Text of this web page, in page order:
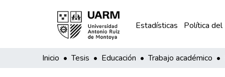
Estadísticas Política
Inicio Tesis Educación Trabajo académico